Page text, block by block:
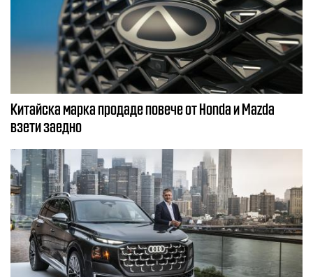
Китайска марка продаде повече от Honda и Mazda
взети заедно